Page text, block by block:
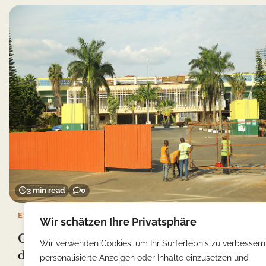
Wir schätzen Ihre Privatsphäre
Wir verwenden Cookies, um Ihr Surferlebnis zu
personalisierte Anzeigen oder Inhalte einzusetzen und
3 min read 0
ESSEN
Genuss in Kigali: Eine kulinarische Reise
durch Ruanda